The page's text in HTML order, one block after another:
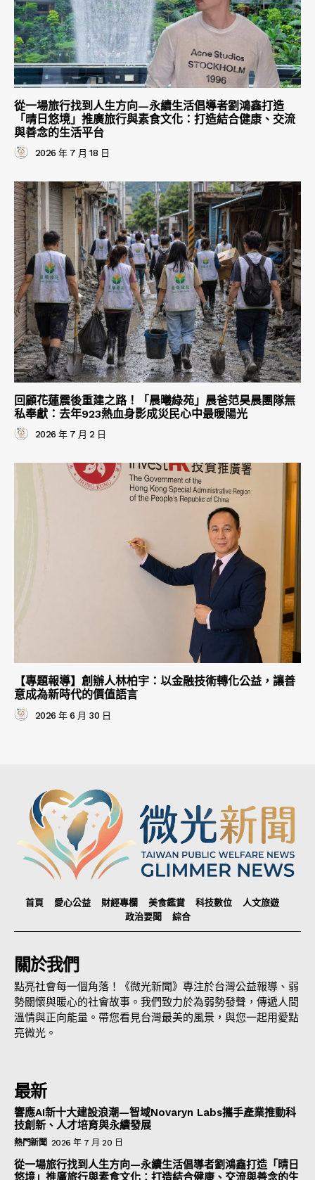
從一場旅行找到人生方向—永續生活倡導者劉鴻鑫打造
「晴日悠境」推廣旅行與素食文化：打造結合健康、交流
與善念的生活平台
2026 年 7 月 18 日
回顧花蓮震後重建之路！「晨曦綠苑」晨爸范昊晨團隊無
私奉獻：去年923熱血身影成災民心中最暖陽光
2026 年 7 月 2 日
【專題報導】創辦人林柏宇：以金融技術轉化公益，讓善
意成為新時代的價值語言
2026 年 6 月 30 日
首頁 愛心公益 財經專欄 美食鑑賞 科技數位
人文旅遊
政治要聞
綜合
關於我們
點亮社會每一個角落！《微光新聞》專注於台灣公益報導、弱
勢關懷與暖心的社會故事。我們致力於為弱勢發聲，傳遞人間
溫情與正向能量。帶您看見台灣最美的風景，與您一起用愛點
亮微光。
最新
響應AI新十大建設浪潮—智域Novaryn Labs攜手產業推動科
技創新、人才培育與永續發展
熱門新聞 2026 年 7 月 20 日
從一場旅行找到人生方向—永續生活倡導者劉鴻鑫打造「晴日
悠境」推廣旅行與素食文化：打造結合健康、交流與善念的生